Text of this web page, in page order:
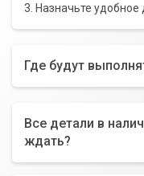
3. Назначьте
Где будут
Все детали в
ждать?